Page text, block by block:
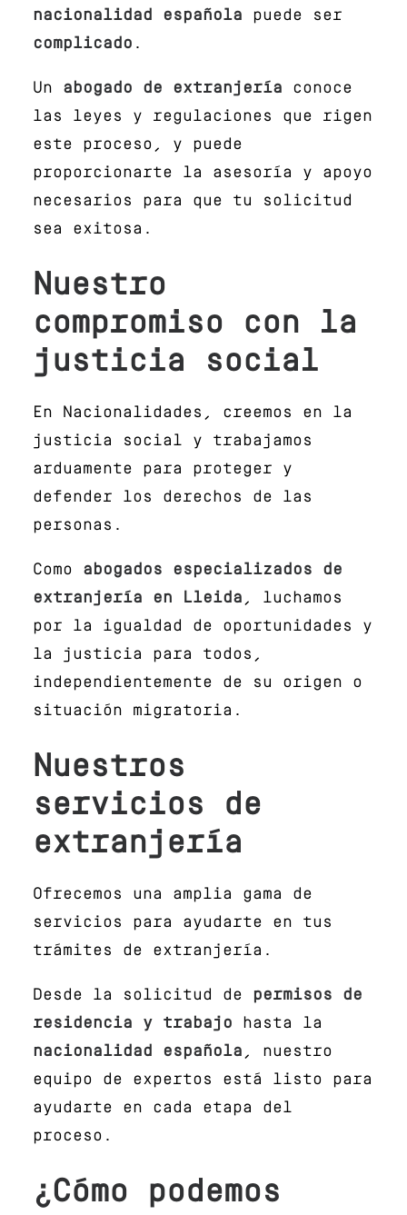
nacionalidad española puede ser
complicado .
Un abogado de extranjería conoce
las leyes y regulaciones que rigen
este proceso, y puede
proporcionarte la asesoría y apoyo
necesarios para que tu solicitud
sea exitosa.
Nuestro
compromiso con la
justicia social
En Nacionalidades, creemos en la
justicia social y trabajamos
arduamente para proteger y
defender los derechos de las
personas.
Como abogados especializados de
extranjería en Lleida , luchamos
por la igualdad de oportunidades y
la justicia para todos,
independientemente de su origen o
situación migratoria.
Nuestros
servicios de
extranjería
Ofrecemos una amplia gama de
servicios para ayudarte en tus
trámites de extranjería.
Desde la solicitud de
permisos de
residencia
y trabajo hasta la
nacionalidad española , nuestro
equipo de expertos está listo para
ayudarte en cada etapa del
proceso.
¿Cómo podemos